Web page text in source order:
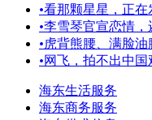
•看那颗星星，正在
•李雪琴官宣恋情
•虎背熊腰、满脸油
•网飞，拍不出中国
海东生活服务
海东商务服务